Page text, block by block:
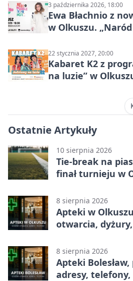
3 października 2026, 18:00
Ewa Błachnio z
w Olkuszu.
22 stycznia 2027, 20:00
Kabaret K2 z
na luzie” w
Ostatnie Artykuły
10 sierpnia 2026
Tie-break na
finał turnieju w
8 sierpnia 2026
Apteki w
otwarcia,
8 sierpnia 2026
Apteki
adresy,